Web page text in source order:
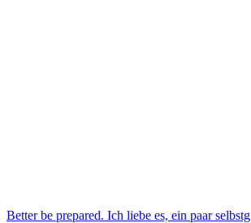
Better be prepared. Ich liebe es, ein paar selbstg